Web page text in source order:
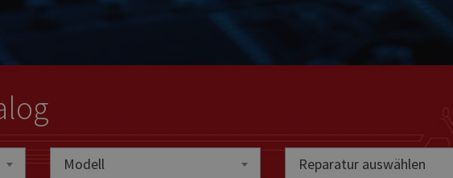
Modell Reparatur auswählen